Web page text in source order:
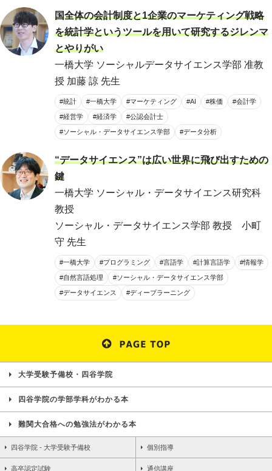
国全体の会計制度と1企業のマーケティング戦略
を統計学というツールを用いて研究するジレンマ
とやりがい
一橋大学 ソーシャルデータサイエンス学部 准教
授 加藤 諒 先生
#統計 #一橋大学 #マーケティング #AI #株価 #会計学
#経営学 #経済学 #公認会計士
#ソーシャル・データサイエンス学部 #データ分析
“データサイエンス”は広い世界に飛び出すための
鍵
一橋大学 ソーシャル・データサイエンス研究科
教授
ソーシャル・データサイエンス学部 教授 小町
守 先生
#一橋大学 #プログラミング #言語学 #計算言語学 #情報学
#自然言語処理 #ソーシャル・データサイエンス学部
#データサイエンス #ディープラーニング
大学受験予備校・四谷学院
四谷学院の学部学科がわかる本
難関大合格への勉強法がわかる本
四谷学院 - 大学受験予備校 個別指導
高卒認定試験 通信講座